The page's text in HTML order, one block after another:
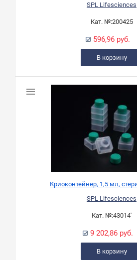
SPL Lifesciences
Кат. №:200425
596,96 руб.
В корзину
Криоконтейнер, 1,5 мл,
SPL Lifesciences
Кат. №:43014'
9 202,86 руб.
В корзину